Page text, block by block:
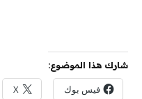
شارك هذا الموضوع:
فيس بوك X